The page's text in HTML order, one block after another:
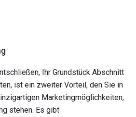
Ihr Grundstück Abschnitt
ist ein zweiter Vorteil, den Sie in
Marketingmöglichkeiten,
stehen. Es gibt